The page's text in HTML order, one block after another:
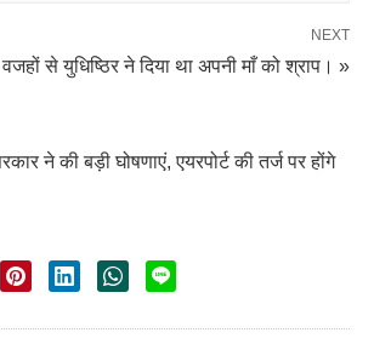
NEXT
से युधिष्ठिर ने दिया था अपनी माँ को श्राप। »
ने की बड़ी घोषणाएं, एयरपोर्ट की तर्ज पर होंगे